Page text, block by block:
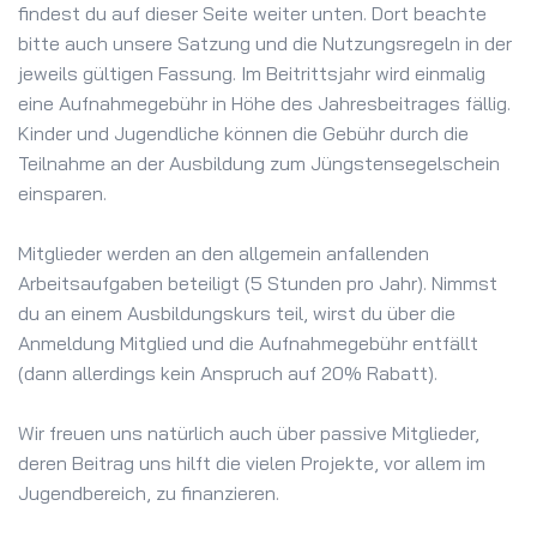
findest du auf dieser Seite weiter unten. Dort beachte
bitte auch unsere Satzung und die Nutzungsregeln in der
jeweils gültigen Fassung. Im Beitrittsjahr wird einmalig
eine Aufnahmegebühr in Höhe des Jahresbeitrages fällig.
Kinder und Jugendliche können die Gebühr durch die
Teilnahme an der Ausbildung zum Jüngstensegelschein
einsparen.
Mitglieder werden an den allgemein anfallenden
Arbeitsaufgaben beteiligt (5 Stunden pro Jahr). Nimmst
du an einem Ausbildungskurs teil, wirst du über die
Anmeldung Mitglied und die Aufnahmegebühr entfällt
(dann allerdings kein Anspruch auf 20% Rabatt).
Wir freuen uns natürlich auch über passive Mitglieder,
deren Beitrag uns hilft die vielen Projekte, vor allem im
Jugendbereich, zu finanzieren.